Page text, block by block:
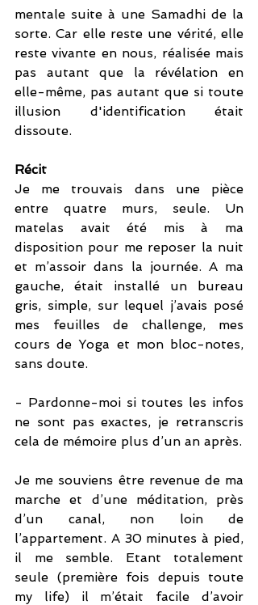
mentale suite à une Samadhi de la
sorte. Car elle reste une vérité, elle
reste vivante en nous, réalisée mais
pas autant que la révélation en
elle-même, pas autant que si toute
illusion d'identification était
dissoute.
Récit
Je me trouvais dans une pièce
entre quatre murs, seule. Un
matelas avait été mis à ma
disposition pour me reposer la nuit
et m’assoir dans la journée. A ma
gauche, était installé un bureau
gris, simple, sur lequel j’avais posé
mes feuilles de challenge, mes
cours de Yoga et mon bloc-notes,
sans doute.
- Pardonne-moi si toutes les infos
ne sont pas exactes, je retranscris
Je me souviens être revenue de ma
marche et d’une méditation, près
d’un canal, non loin de
l’appartement. A 30 minutes à pied,
il me semble. Etant totalement
seule (première fois depuis toute
my life) il m’était facile d’avoir